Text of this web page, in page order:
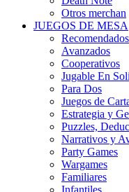
Otros merchan
JUEGOS DE MESA
Recomendados
Avanzados
Cooperativos
Jugable En
Para Dos
Juegos de
Estrategia y
Puzzles,
Narrativos y
Party Games
Wargames
Familiares
Infantiles